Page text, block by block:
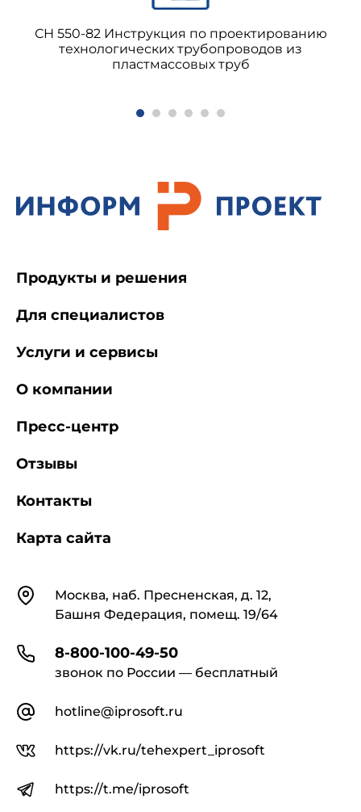
СН 550-82 Инструкция по проектированию
технологических трубопроводов из
пластмассовых труб
КонтактыМосква, наб. Пресненская, д. 12,
Башня Федерация, помещ. 19/64
8-800-100-49-50
звонок по России — бесплатный
hotline@iprosoft.ru
https://vk.ru/tehexpert_iprosoft
https://t.me/iprosoft
Продукты и решения
Для специалистов
Услуги и сервисы
О компании
Пресс-центр
Отзывы
Контакты
Карта сайта